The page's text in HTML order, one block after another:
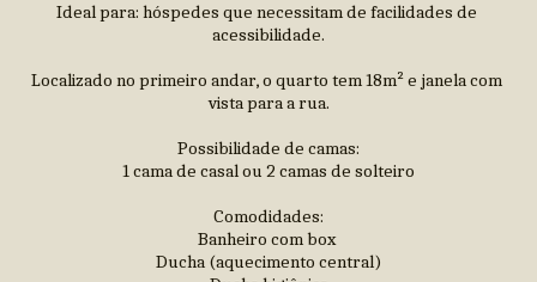
Ideal para: hóspedes que necessitam de facilidades de
acessibilidade.
Localizado no primeiro andar, o quarto tem 18m² e janela com
vista para a rua.
Possibilidade de camas:
1 cama de casal ou 2 camas de solteiro
Comodidades:
Banheiro com box
Ducha (aquecimento central)